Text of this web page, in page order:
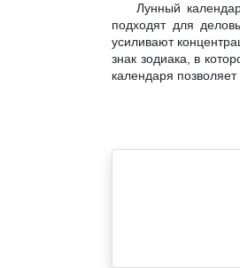
Лунный
подходят для
усиливают
знак зодиака, в
календаря